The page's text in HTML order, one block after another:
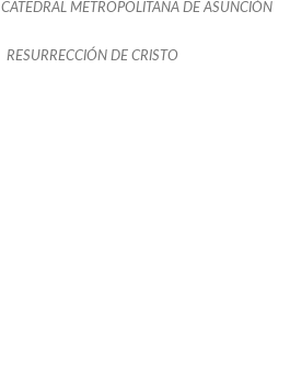
CATEDRAL METROPOLITANA DE ASUNCIÓN
RESURRECCIÓN DE CRISTO